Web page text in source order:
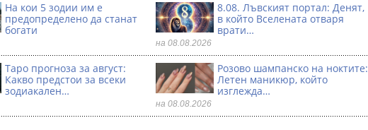
На кои 5 зодии им е
предопределено да станат
богати
8.08. Лъвският портал: Денят,
в който Вселената отваря
врати…
на 08.08.2026
Таро прогноза за август:
Какво предстои за всеки
зодиакален…
Розово шампанско на ноктите:
Летен маникюр, който
изглежда…
на 08.08.2026